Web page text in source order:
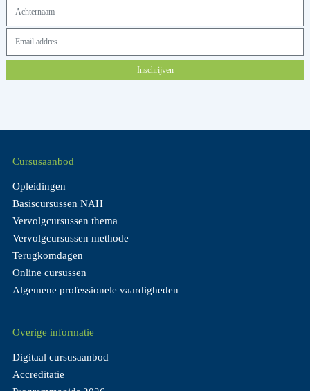
Inschrijven
Cursusaanbod
Opleidingen
Basiscursussen NAH
Vervolgcursussen thema
Vervolgcursussen methode
Terugkomdagen
Online cursussen
Algemene professionele vaardigheden
Overige informatie
Digitaal cursusaanbod
Accreditatie